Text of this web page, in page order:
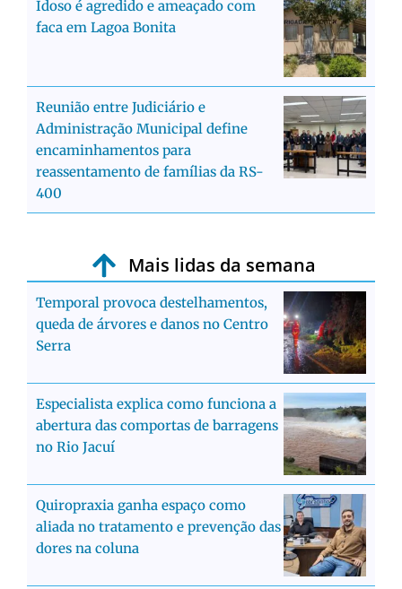
Idoso é agredido e ameaçado com
faca em Lagoa Bonita
Reunião entre Judiciário e
Administração Municipal define
encaminhamentos para
reassentamento de famílias da RS-
400
Mais lidas da semana
Temporal provoca destelhamentos,
queda de árvores e danos no Centro
Serra
Especialista explica como funciona a
abertura das comportas de barragens
no Rio Jacuí
Quiropraxia ganha espaço como
aliada no tratamento e prevenção das
dores na coluna